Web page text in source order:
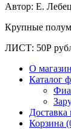
Автор: Е.
Крупные
ЛИСТ: 50Р
О
Каталог
Доставка
Корзина